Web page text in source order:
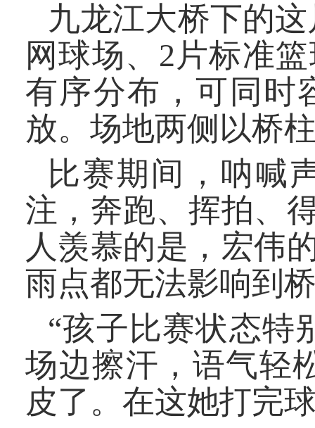
九龙江大桥下的
网球场、2片标准
有序分布，可同时
放。场地两侧以桥
比赛期间，呐喊
注，奔跑、挥拍、
人羡慕的是，宏伟
雨点都无法影响到
“孩子比赛状态特
场边擦汗，语气轻
皮了。在这她打完